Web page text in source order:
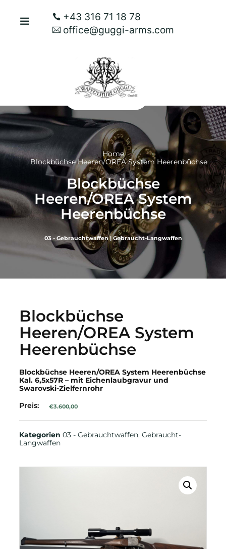
+43 316 71 18 78
office@guggi-arms.com
Home
Blockbüchse Heeren/OREA System Heerenbüchse
Blockbüchse
Heeren/OREA System
Heerenbüchse
03 - Gebrauchtwaffen|Gebraucht-Langwaffen
Blockbüchse
Heeren/OREA System
Heerenbüchse
Blockbüchse Heeren/OREA System Heerenbüchse
Kal. 6,5x57R – mit Eichenlaubgravur und
Swarovski-Zielfernrohr
Preis:
€3.600,00
Kategorien03 - Gebrauchtwaffen,Gebraucht-
Langwaffen